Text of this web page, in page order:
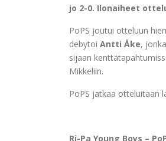
jo 2-0. Ilonaiheet
PoPS joutui otteluun
debytoi Antti Åke,
sijaan
Mikkeliin.
PoPS jatkaa otteluitaan
Ri-Pa Young Boys –